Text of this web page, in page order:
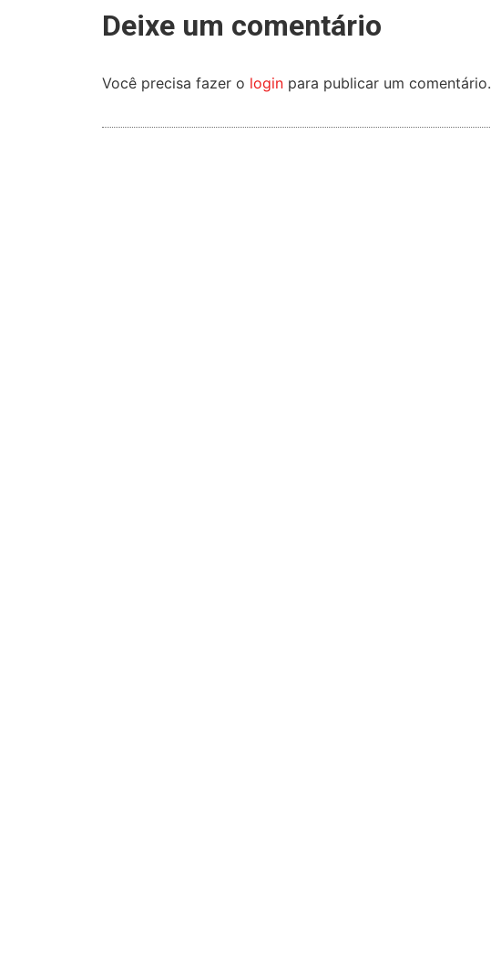
Deixe um comentário
Você precisa fazer o login para publicar um comentário.